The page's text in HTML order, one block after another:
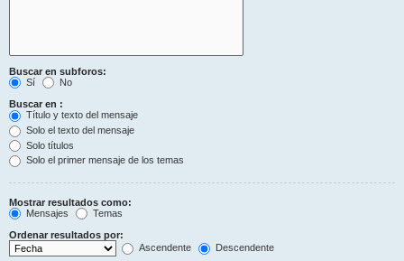
Buscar en subforos:
Sí
No
Buscar en :
Título y texto del mensaje
Solo el texto del mensaje
Solo títulos
Solo el primer mensaje de los temas
Mostrar resultados como:
Mensajes
Temas
Ordenar resultados por:
Ascendente
Descendente